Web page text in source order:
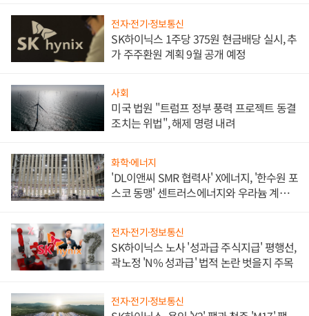
전자·전기·정보통신
SK하이닉스 1주당 375원 현금배당 실시, 추
가 주주환원 계획 9월 공개 예정
사회
미국 법원 "트럼프 정부 풍력 프로젝트 동결
조치는 위법", 해제 명령 내려
화학·에너지
'DL이앤씨 SMR 협력사' X에너지, '한수원 포
스코 동맹' 센트러스에너지와 우라늄 계약
전자·전기·정보통신
SK하이닉스 노사 '성과급 주식지급' 평행선,
곽노정 'N% 성과급' 법적 논란 벗을지 주목
전자·전기·정보통신